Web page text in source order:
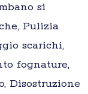
si
Pulizia
scarichi,
fognature,
Disostruzione